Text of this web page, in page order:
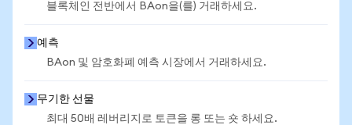
블록체인 전반에서 BAon을(를) 거래하세요.
예측
BAon 및 암호화폐 예측 시장에서 거래하세요.
무기한 선물
최대 50배 레버리지로 토큰을 롱 또는 숏 하세요.